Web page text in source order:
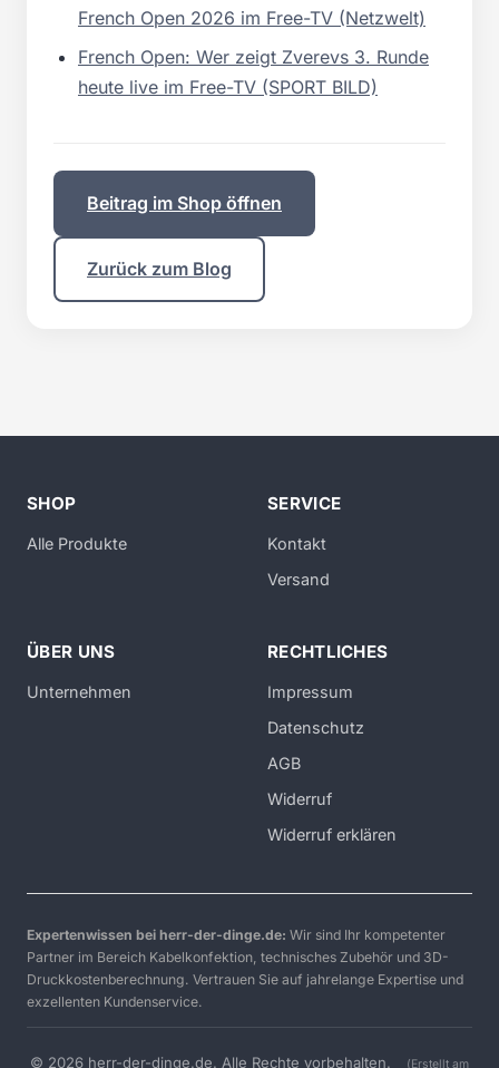
French Open 2026 im Free-TV (Netzwelt)
French Open: Wer zeigt Zverevs 3. Runde
heute live im Free-TV (SPORT BILD)
Beitrag im Shop öffnen
Zurück zum Blog
SHOP
Alle Produkte
SERVICE
Kontakt
Versand
ÜBER UNS
Unternehmen
RECHTLICHES
Impressum
Datenschutz
AGB
Widerruf
Widerruf erklären
Expertenwissen bei herr-der-dinge.de: Wir sind Ihr kompetenter
Partner im Bereich Kabelkonfektion, technisches Zubehör und 3D-
Druckkostenberechnung. Vertrauen Sie auf jahrelange Expertise und
exzellenten Kundenservice.
© 2026 herr-der-dinge.de. Alle Rechte vorbehalten. (Erstellt am